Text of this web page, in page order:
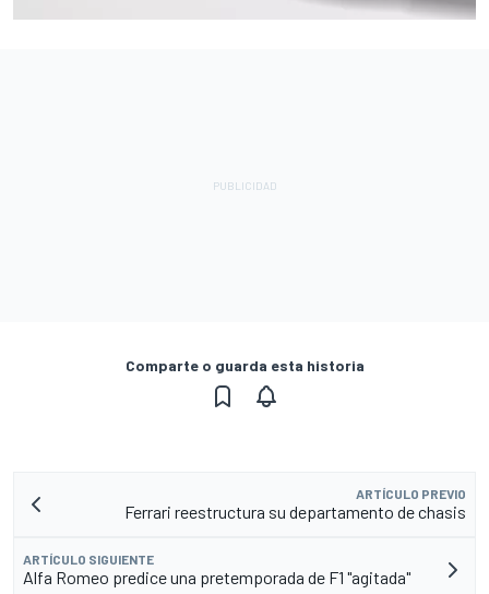
Comparte o guarda esta historia
ARTÍCULO PREVIO
Ferrari reestructura su departamento de chasis
ARTÍCULO SIGUIENTE
Alfa Romeo predice una pretemporada de F1 "agitada"